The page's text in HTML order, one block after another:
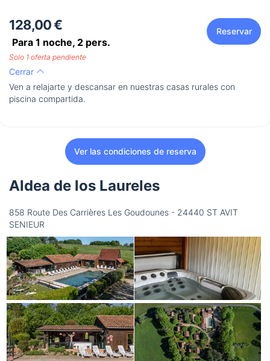
128,00 €
Para 1 noche, 2 pers.
Reservar
Solo 1 oferta pendiente
Cerrar
Ven a relajarte y descansar en nuestras casas rurales con
piscina compartida.
Ver las condiciones de reserva
Aldea de los Laureles
858 Route Des Carrières Les Goudounes - 24440 ST AVIT
SENIEUR